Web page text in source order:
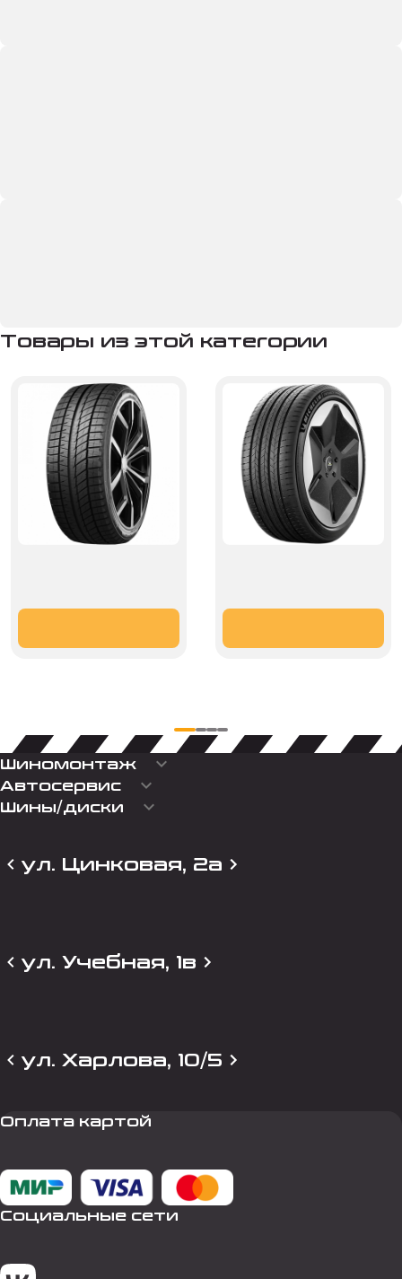
Товары из этой категории
Шиномонтаж keyboard_arrow_down
Автосервис keyboard_arrow_down
Шины/диски keyboard_arrow_down
ул. Цинковая, 2а
ул. Учебная, 1в
ул. Харлова, 10/5
Оплата картой
Социальные сети